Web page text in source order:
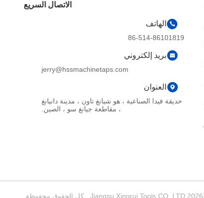
الاتصال السريع
الهاتف
86-514-86101819
بريد إلكتروني
jerry@hssmachinetaps.com
العنوان
حديقة فيدا الصناعية ، هو شيانغ تاون ، مدينة دانيانغ
، مقاطعة جيانغ سو ، الصين.